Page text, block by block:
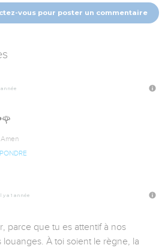
vous pour poster un commentaire
année
y a 1 année
parce que tu es attentif à nos
louanges. À toi soient le règne, la